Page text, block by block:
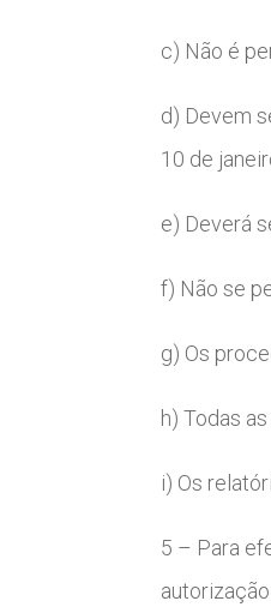
c) Não é
d) Devem
10 de
e) Deverá
f) Não se
g) Os
h) Todas
i) Os
5 – Para